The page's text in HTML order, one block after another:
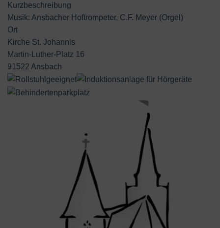
Kurzbeschreibung
Musik: Ansbacher Hoftrompeter, C.F. Meyer (Orgel)
Ort
Kirche St. Johannis
Martin-Luther-Platz 16
91522 Ansbach